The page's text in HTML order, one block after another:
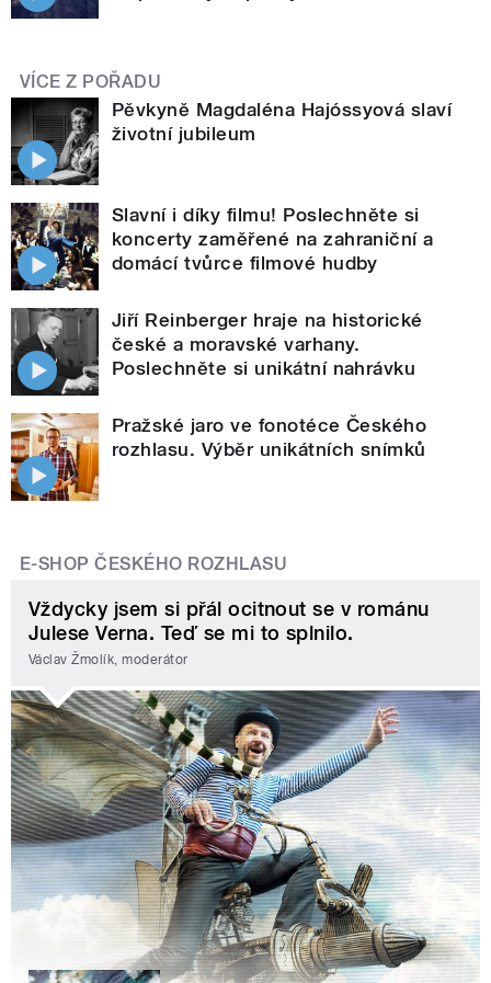
VÍCE Z POŘADU
Pěvkyně Magdaléna Hajóssyová slaví
životní jubileum
Slavní i díky filmu! Poslechněte si
koncerty zaměřené na zahraniční a
domácí tvůrce filmové hudby
Jiří Reinberger hraje na historické
české a moravské varhany.
Poslechněte si unikátní nahrávku
Pražské jaro ve fonotéce Českého
rozhlasu. Výběr unikátních snímků
E-SHOP ČESKÉHO ROZHLASU
Vždycky jsem si přál ocitnout se v románu
Julese Verna. Teď se mi to splnilo.
Václav Žmolík, moderátor